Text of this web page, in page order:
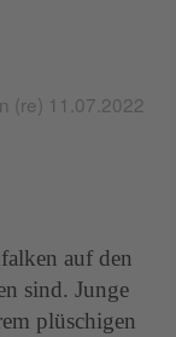
(re) 11.07.2022
auf den
sind. Junge
plüschigen